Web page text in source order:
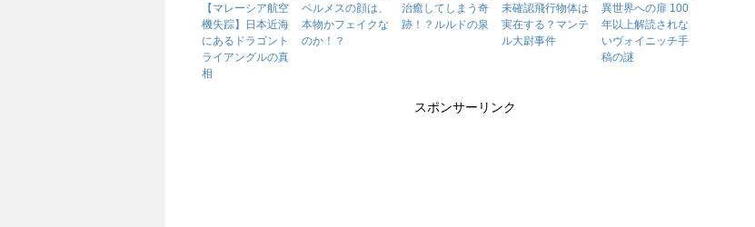
【マレーシア航空
機失踪】日本近海
にあるドラゴント
ライアングルの真
相
ベルメスの顔は、
本物かフェイクな
のか！？
治癒してしまう奇
跡！？ルルドの泉
未確認飛行物体は
実在する？マンテ
ル大尉事件
異世界への扉 100
年以上解読されな
いヴォイニッチ手
稿の謎
スポンサーリンク